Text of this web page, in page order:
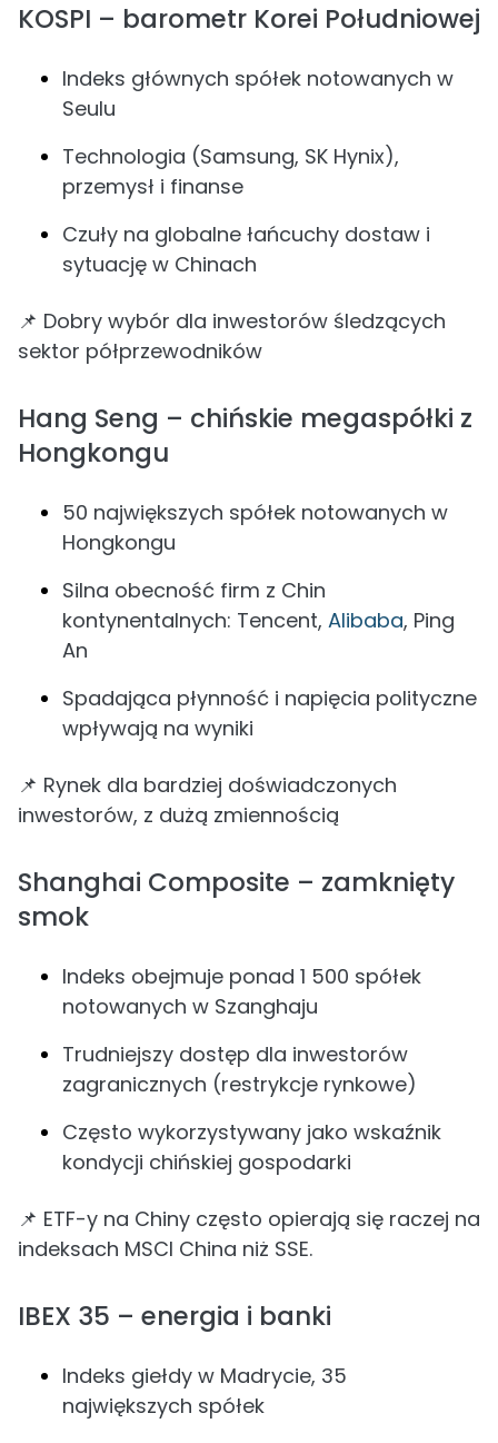
KOSPI – barometr Korei Południowej
Indeks głównych spółek notowanych w
Seulu
Technologia (Samsung, SK Hynix),
przemysł i finanse
Czuły na globalne łańcuchy dostaw i
sytuację w Chinach
📌 Dobry wybór dla inwestorów śledzących
sektor półprzewodników
Hang Seng – chińskie megaspółki z
Hongkongu
50 największych spółek notowanych w
Hongkongu
Silna obecność firm z Chin
kontynentalnych: Tencent, Alibaba, Ping
An
Spadająca płynność i napięcia polityczne
wpływają na wyniki
📌 Rynek dla bardziej doświadczonych
inwestorów, z dużą zmiennością
Shanghai Composite – zamknięty
smok
Indeks obejmuje ponad 1 500 spółek
notowanych w Szanghaju
Trudniejszy dostęp dla inwestorów
zagranicznych (restrykcje rynkowe)
Często wykorzystywany jako wskaźnik
kondycji chińskiej gospodarki
📌 ETF-y na Chiny często opierają się raczej na
indeksach MSCI China niż SSE.
IBEX 35 – energia i banki
Indeks giełdy w Madrycie, 35
największych spółek